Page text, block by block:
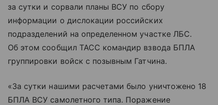
за сутки и сорвали планы ВСУ по сбору
информации о дислокации российских
подразделений на определенном участке ЛБС.
Об этом сообщил ТАСС командир взвода БПЛА
группировки войск с позывным Гатчина.
«За сутки нашими расчетами было уничтожено 18
БПЛА ВСУ самолетного типа. Поражение